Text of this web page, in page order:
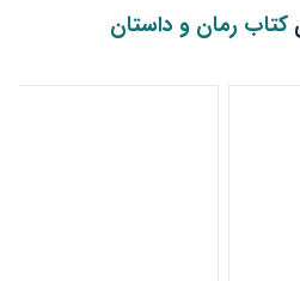
کتاب رمان و داستان